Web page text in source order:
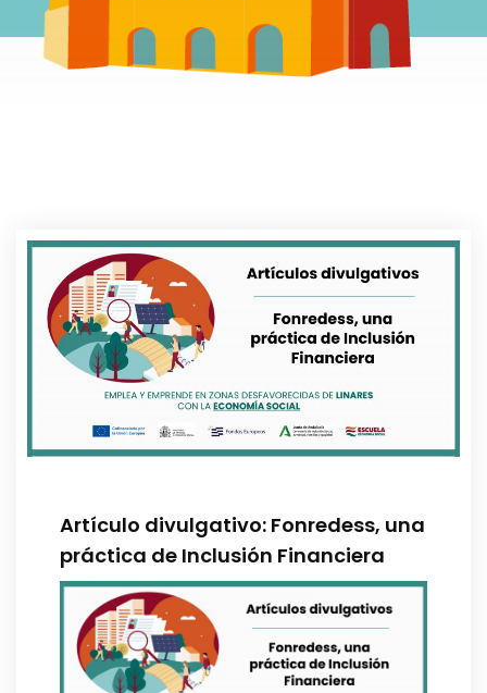
Artículo divulgativo: Fonredess, una
práctica de Inclusión Financiera